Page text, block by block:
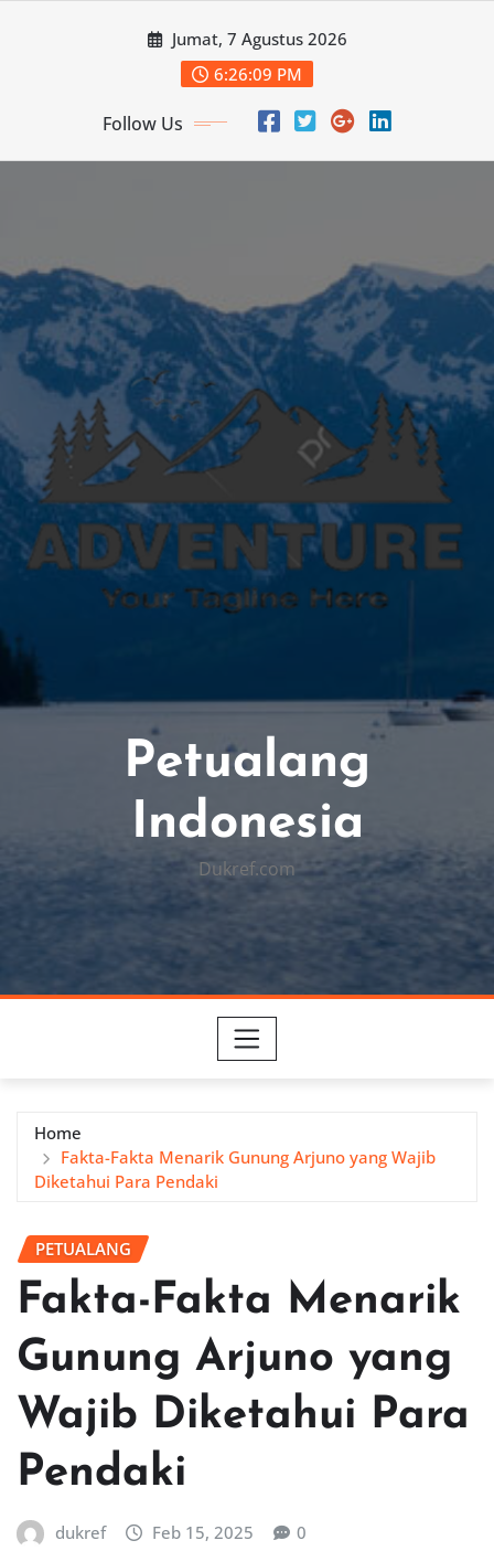
Jumat, 7 Agustus 2026
6:26:11 PM
Follow Us
Petualang
Indonesia
Dukref.com
Home
Fakta-Fakta Menarik Gunung Arjuno yang Wajib
Diketahui Para Pendaki
PETUALANG
Fakta-Fakta Menarik
Gunung Arjuno yang
Wajib Diketahui Para
Pendaki
dukref Feb 15, 2025 0